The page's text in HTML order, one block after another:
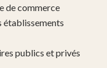
de commerce
établissements
publics et privés